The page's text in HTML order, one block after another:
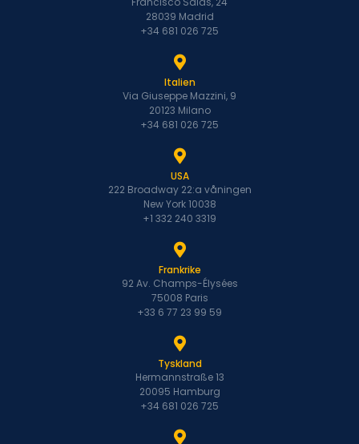
28039 Madrid
+34 681 026 725
Italien
Via Giuseppe Mazzini, 9
20123 Milano
+34 681 026 725
USA
222 Broadway 22:a våningen
New York 10038
+1 332 240 3319
Frankrike
92 Av. Champs-Élysées
75008 Paris
+33 6 77 23 99 59
Tyskland
Hermannstraße 13
20095 Hamburg
+34 681 026 725